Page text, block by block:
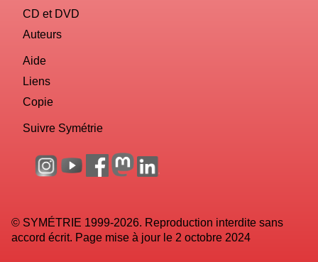
CD et DVD
Auteurs
Aide
Liens
Copie
Suivre Symétrie
© SYMÉTRIE 1999-2026. Reproduction interdite sans
accord écrit. Page mise à jour le 2 octobre 2024